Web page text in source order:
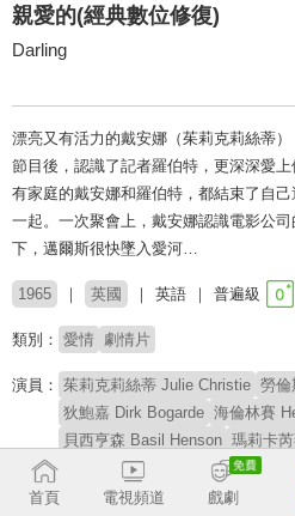
親愛的(經典數位修復)
Darling
漂亮又有活力的戴安娜（茱莉克莉絲蒂
節目後，認識了記者羅伯特，更深深愛
有家庭的戴安娜和羅伯特，都結束了自
一起。一次聚會上，戴安娜認識電影公
下，邁爾斯很快墜入愛河…
1965 英國 英語 普遍級
類別： 愛情 劇情片
演員： 茱莉克莉絲蒂 Julie Christie 勞倫
狄鮑嘉 Dirk Bogarde 海倫林賽
貝西亨森 Basil Henson 瑪莉卡
卡羅帕爾穆奇 Carlo Palmucci
翁貝托拉霍 Umberto Raho
艾
首頁 電視頻道 戲劇